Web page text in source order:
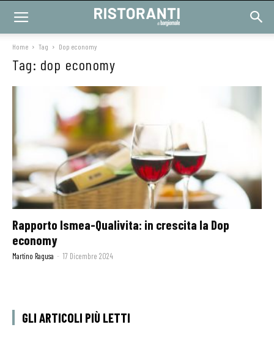
Home Tag Dop economy
Tag: dop economy
Rapporto Ismea-Qualivita: in crescita la Dop
economy
Martino Ragusa - 17 Dicembre 2024
GLI ARTICOLI PIÙ LETTI